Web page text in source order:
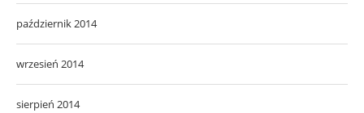
październik 2014
wrzesień 2014
sierpień 2014